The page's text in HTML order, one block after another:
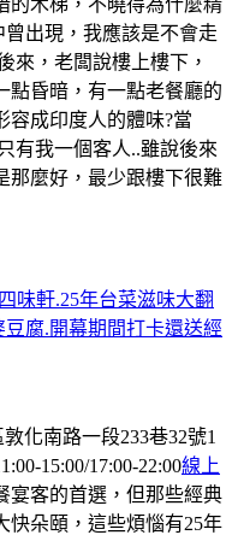
出現，我應該是不會走
來，老闆說樓上樓下，
點昏暗，有一點老餐廳的
容成印度人的體味?當
有我一個客人..雖說後來
那麼好，最少跟樓下很難
味軒.25年台菜滋味大翻
腐.開幕期間打卡還送經
化南路一段233巷32號1
15:00/17:00-22:00線上
宴客的首選，但那些經典
快朵頤，這些煩惱有25年